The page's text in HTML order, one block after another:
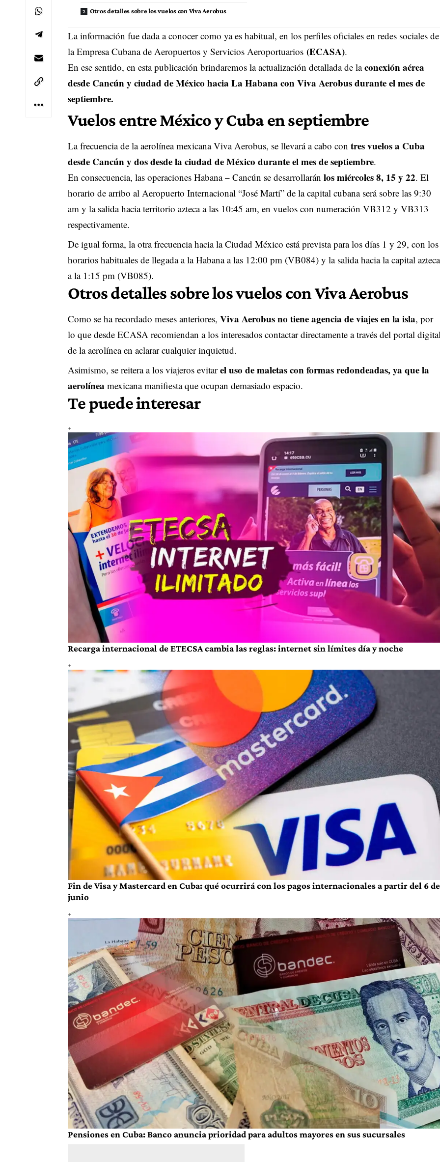
Otros detalles sobre los vuelos con Viva Aerobus
La información fue dada a conocer como ya es habitual, en los perfiles oficiales en redes sociales de
la Empresa Cubana de Aeropuertos y Servicios Aeroportuarios (ECASA).
En ese sentido, en esta publicación brindaremos la actualización detallada de laconexión aérea
desde Cancún y ciudad de México hacia La Habana con Viva Aerobus durante el mes de
septiembre.
Vuelos entre México y Cuba en septiembre
La frecuencia de la aerolínea mexicana Viva Aerobus, se llevará a cabo con tres vuelos a Cuba
desde Cancún y dos desde la ciudad de México durante el mes de septiembre.
En consecuencia, las operaciones Habana – Cancún se desarrollarán los miércoles 8, 15 y 22. El
horario de arribo al Aeropuerto Internacional “José Martí” de la capital cubana será sobre las 9:30
am y la salida hacia territorio azteca a las 10:45 am, en vuelos con numeración VB312 y VB313
respectivamente.
De igual forma, la otra frecuencia hacia la Ciudad México está prevista para los días 1 y 29, con los
horarios habituales de llegada a la Habana a las 12:00 pm (VB084) y la salida hacia la capital azteca
a la 1:15 pm (VB085).
Otros detalles sobre los vuelos con Viva Aerobus
Como se ha recordado meses anteriores, Viva Aerobus no tiene agencia de viajes en la isla, por
lo que desde ECASA recomiendan a los interesados contactar directamente a través del portal
de la aerolínea en aclarar cualquier inquietud.
Asimismo, se reitera a los viajeros evitarel uso de maletas con formas redondeadas, ya que la
aerolínea mexicana manifiesta que ocupan demasiado espacio.
Te puede interesar
Recarga internacional de ETECSA cambia las reglas: internet sin límites día y noche
Fin de Visa y Mastercard en Cuba: qué ocurrirá con los pagos internacionales a partir del 6 de
junio
Pensiones en Cuba: Banco anuncia prioridad para adultos mayores en sus sucursales